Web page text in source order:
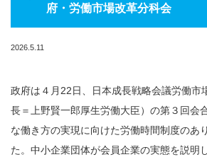
府・労働市場改革分科会
2026.5.11
政府は４月22日、日本成長戦略会議労働市
長＝上野賢一郎厚生労働大臣）の第３回会
な働き方の実現に向けた労働時間制度のあ
た。中小企業団体が会員企業の実態を説明